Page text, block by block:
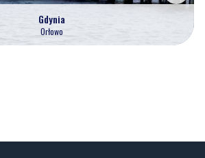
Gdynia
Orłowo